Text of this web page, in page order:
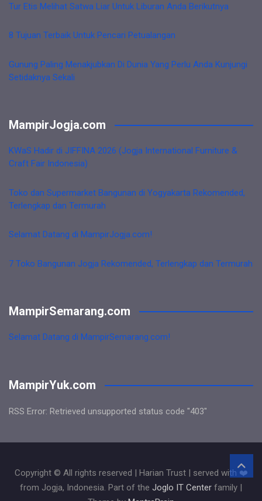
Tur Etis Melihat Satwa Liar Untuk Liburan Anda Berikutnya
8 Tujuan Terbaik Untuk Pencari Petualangan
Gunung Paling Menakjubkan Di Dunia Yang Perlu Anda Kunjungi
Setidaknya Sekali
MampirJogja.com
KWaS Hadir di JIFFINA 2026 (Jogja International Furniture &
Craft Fair Indonesia)
Toko dan Supermarket Bangunan di Yogyakarta Rekomended,
Terlengkap dan Termurah
Selamat Datang di MampirJogja.com!
7 Toko Bangunan Jogja Rekomended, Terlengkap dan Termurah
MampirSemarang.com
Selamat Datang di MampirSemarang.com!
MampirYuk.com
RSS Error: Retrieved unsupported status code "403"
Copyright © All rights reserved | Harian Trust | served with ❤️
from Jogja, Indonesia. Part of the Joglo IT Center family |